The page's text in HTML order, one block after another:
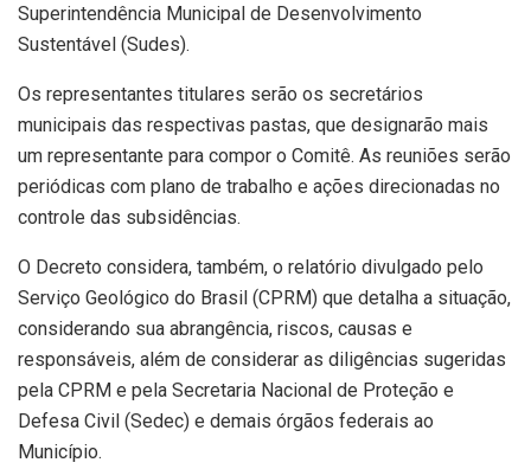
Superintendência Municipal de Desenvolvimento
Sustentável (Sudes).
Os representantes titulares serão os secretários
municipais das respectivas pastas, que designarão mais
um representante para compor o Comitê. As reuniões serão
periódicas com plano de trabalho e ações direcionadas no
controle das subsidências.
O Decreto considera, também, o relatório divulgado pelo
Serviço Geológico do Brasil (CPRM) que detalha a situação,
considerando sua abrangência, riscos, causas e
responsáveis, além de considerar as diligências sugeridas
pela CPRM e pela Secretaria Nacional de Proteção e
Defesa Civil (Sedec) e demais órgãos federais ao
Município.